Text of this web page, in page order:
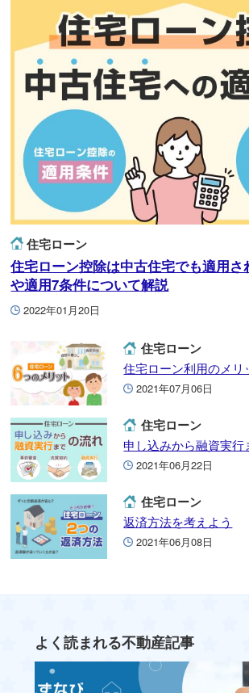
住宅ローン
住宅ローン控除は中古住宅でも適用
や適用7条件について解説
2022年01月20日
住宅ローン
住宅ローン利用のメリ
2021年07月06日
住宅ローン
申し込みから融資実行
2021年06月22日
住宅ローン
返済方法を考えよう
2021年06月08日
よく読まれる不動産記事